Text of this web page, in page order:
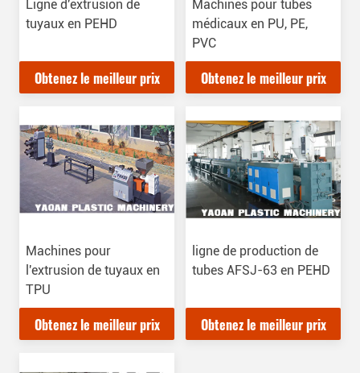
Ligne d'extrusion de
tuyaux en PEHD
Obtenez le meilleur prix
Machines pour tubes
médicaux en PU, PE,
PVC
Obtenez le meilleur prix
Machines pour
l'extrusion de tuyaux en
TPU
Obtenez le meilleur prix
ligne de production de
tubes AFSJ-63 en PEHD
Obtenez le meilleur prix